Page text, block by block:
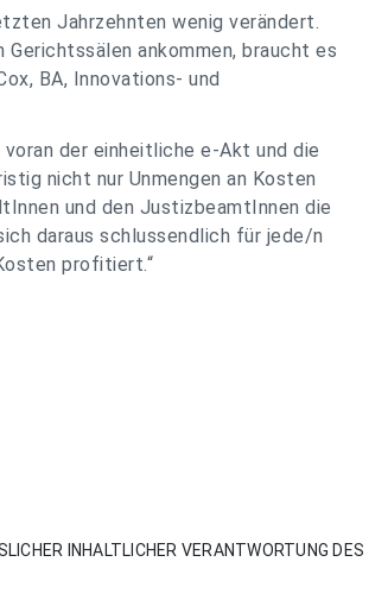
Jahrzehnten wenig verändert.
ankommen, braucht es
BA, Innovations- und
der einheitliche e-Akt und die
nicht nur Unmengen an Kosten
und den JustizbeamtInnen die
daraus schlussendlich für jede/n
profitiert.“
INHALTLICHER VERANTWORTUNG DES